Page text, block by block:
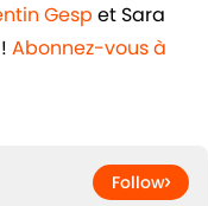
Gesp et Sara
Abonnez-vous à
Follow